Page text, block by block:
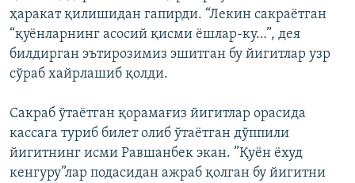
ҳаракат қилишидан гапирди. “Лекин сакраётган
“қуёнларнинг асосий қисми ёшлар-ку…”, дея
билдирган эътирозимиз эшитган бу йигитлар узр
сўраб хайрлашиб қолди.
Сакраб ўтаётган қорамағиз йигитлар орасида
кассага туриб билет олиб ўтаётган дўппили
йигитнинг исми Равшанбек экан. ”Қуëн ëхуд
кенгуру”лар подасидан ажраб қолган бу йигитни